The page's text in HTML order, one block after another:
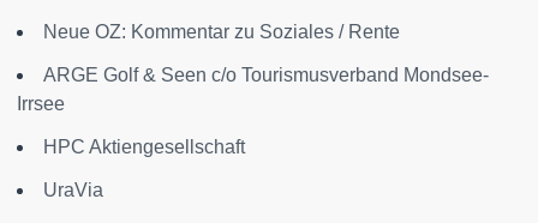
Neue OZ: Kommentar zu Soziales / Rente
ARGE Golf & Seen c/o Tourismusverband Mondsee-
Irrsee
HPC Aktiengesellschaft
UraVia